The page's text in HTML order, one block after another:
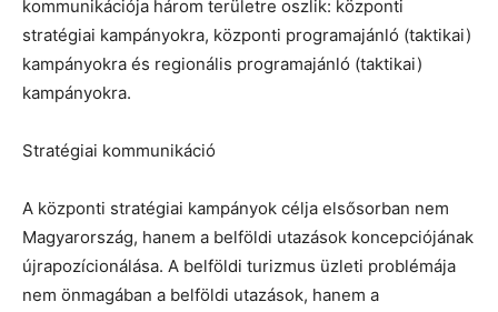
kommunikációja három területre oszlik: központi
stratégiai kampányokra, központi programajánló (taktikai)
kampányokra és regionális programajánló (taktikai)
kampányokra.
Stratégiai kommunikáció
A központi stratégiai kampányok célja elsősorban nem
Magyarország, hanem a belföldi utazások koncepciójának
újrapozícionálása. A belföldi turizmus üzleti problémája
nem önmagában a belföldi utazások, hanem a